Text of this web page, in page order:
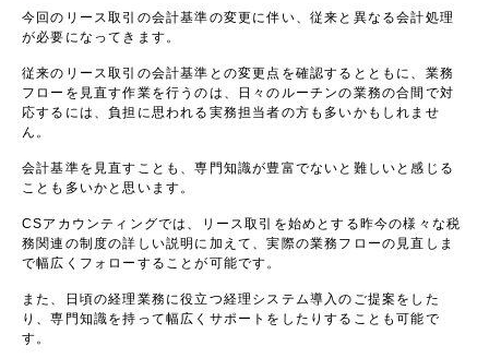
今回のリース取引の会計基準の変更に伴い、従来と異なる会計処理
が必要になってきます。
従来のリース取引の会計基準との変更点を確認するとともに、業務
フローを見直す作業を行うのは、日々のルーチンの業務の合間で対
応するには、負担に思われる実務担当者の方も多いかもしれませ
ん。
会計基準を見直すことも、専門知識が豊富でないと難しいと感じる
ことも多いかと思います。
CSアカウンティングでは、リース取引を始めとする昨今の様々な税
務関連の制度の詳しい説明に加えて、実際の業務フローの見直しま
で幅広くフォローすることが可能です。
また、日頃の経理業務に役立つ経理システム導入のご提案をした
り、専門知識を持って幅広くサポートをしたりすることも可能で
す。